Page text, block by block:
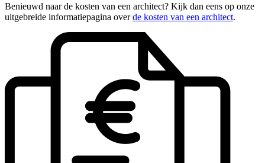
Benieuwd naar de kosten van een architect? Kijk dan eens op onze
uitgebreide informatiepagina overde kosten van een architect.